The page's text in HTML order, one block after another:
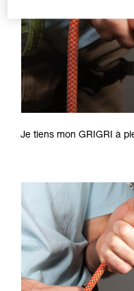
Je tiens mon GRIGRI à